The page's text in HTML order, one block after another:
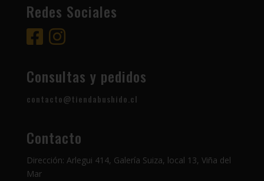
Redes Sociales
Consultas y pedidos
contacto@tiendabushido.cl
Contacto
Dirección: Arlegui 414, Galería Suiza, local 13, Viña del
Mar